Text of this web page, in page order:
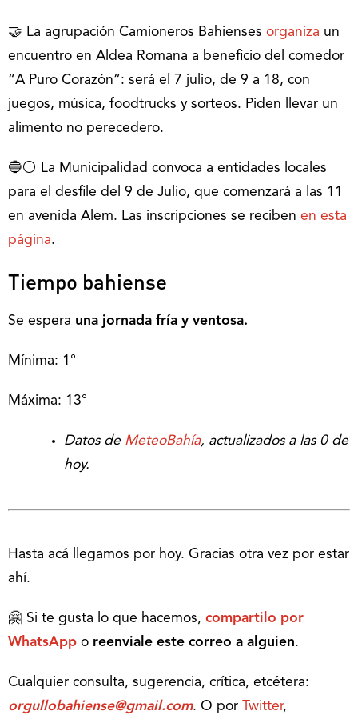
🤝 La agrupación Camioneros Bahienses organiza un
encuentro en Aldea Romana a beneficio del comedor
“A Puro Corazón”: será el 7 julio, de 9 a 18, con
juegos, música, foodtrucks y sorteos. Piden llevar un
alimento no perecedero.
🔵⚪️ La Municipalidad convoca a entidades locales
para el desfile del 9 de Julio, que comenzará a las 11
en avenida Alem. Las inscripciones se reciben en esta
página.
Tiempo bahiense
Se espera una jornada fría y ventosa.
Mínima: 1°
Máxima: 13°
Datos deMeteoBahía, actualizados a las 0 de
hoy.
Hasta acá llegamos por hoy. Gracias otra vez por estar
ahí.
🤗 Si te gusta lo que hacemos, compartilo por
WhatsApp o reenviale este correo a alguien.
Cualquier consulta, sugerencia, crítica, etcétera:
orgullobahiense@gmail.com. O por Twitter,